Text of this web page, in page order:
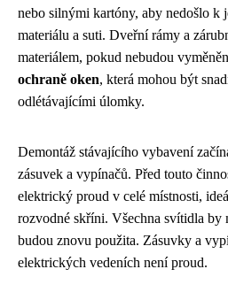
nebo silnými kartóny, aby nedošlo k
materiálu a suti. Dveřní rámy a
materiálem, pokud nebudou
ochraně oken, která mohou být
odlétávajícími úlomky.
Demontáž stávajícího vybavení
zásuvek a vypínačů. Před touto
elektrický proud v celé místnosti,
rozvodné skříni. Všechna svítidla by
budou znovu použita. Zásuvky a
elektrických vedeních není proud.